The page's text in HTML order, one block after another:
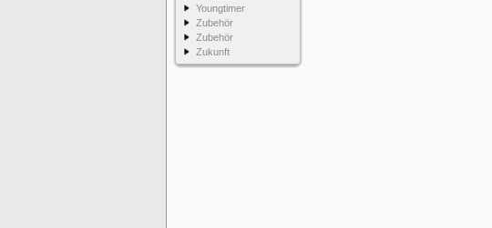
Youngtimer
Zubehör
Zubehör
Zukunft